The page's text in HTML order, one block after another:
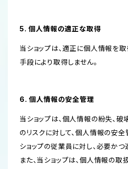
5. 個人情報の適正な取得
当ショップは、適正に個人情報を
手段により取得しません。
6. 個人情報の安全管理
当ショップは、個人情報の紛失、
のリスクに対して、個人情報の安全
ショップの従業員に対し、必要かつ
また、当ショップは、個人情報の